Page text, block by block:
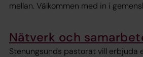
mellan. Välkommen med in i
Nätverk och
Stenungsunds pastorat vill erbjuda